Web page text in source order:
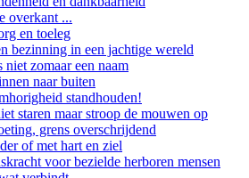
overkant ...
en toeleg
bezinning in een jachtige wereld
zomaar een naam
naar buiten
standhouden!
staren maar stroop de mouwen op
grens overschrijdend
of met hart en ziel
voor bezielde herboren mensen